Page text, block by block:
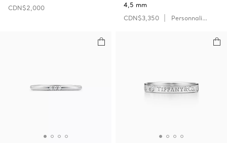
CDN$2,000
4,5 mm
CDN$3,350
Personnaliser